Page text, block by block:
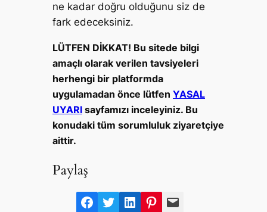
ne kadar doğru olduğunu siz de
fark edeceksiniz.
LÜTFEN DİKKAT! Bu sitede bilgi
amaçlı olarak verilen tavsiyeleri
herhengi bir platformda
uygulamadan önce lütfen YASAL
UYARI sayfamızı inceleyiniz. Bu
konudaki tüm sorumluluk ziyaretçiye
aittir.
Paylaş
F T L P M